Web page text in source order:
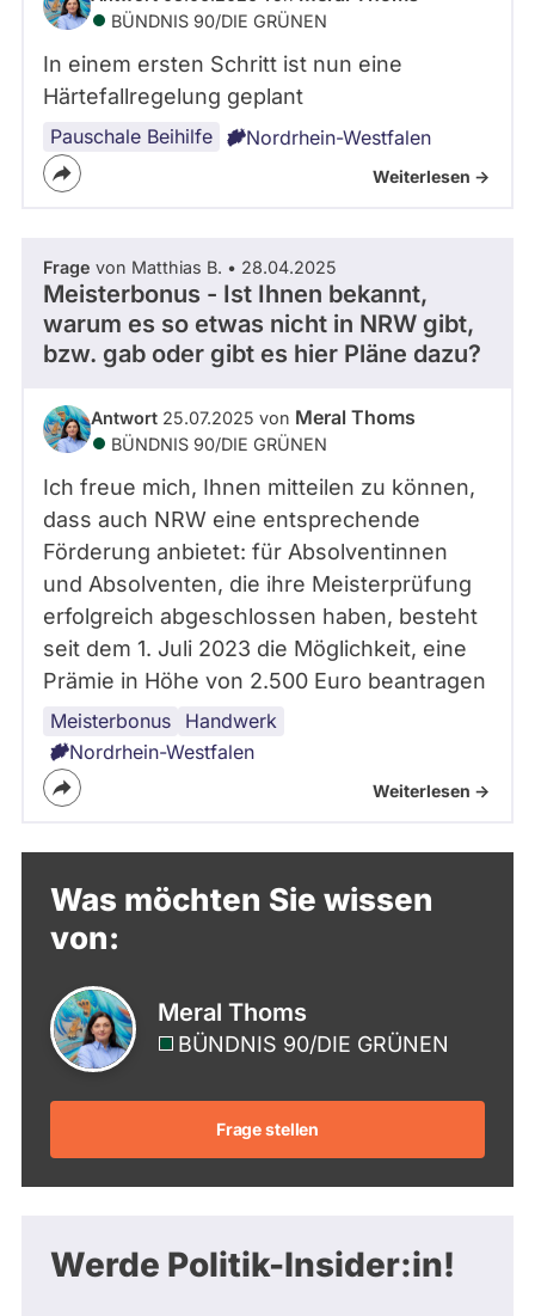
BÜNDNIS 90/­DIE GRÜNEN
In einem ersten Schritt ist nun eine
Härtefallregelung geplant
Pauschale Beihilfe Nordrhein-Westfalen
Weiterlesen ->
Frage von Matthias B. • 28.04.2025
Meisterbonus - Ist Ihnen bekannt,
warum es so etwas nicht in NRW gibt,
bzw. gab oder gibt es hier Pläne dazu?
Antwort 25.07.2025 von Meral Thoms
BÜNDNIS 90/­DIE GRÜNEN
Ich freue mich, Ihnen mitteilen zu können,
dass auch NRW eine entsprechende
Förderung anbietet: für Absolventinnen
und Absolventen, die ihre Meisterprüfung
erfolgreich abgeschlossen haben, besteht
seit dem 1. Juli 2023 die Möglichkeit, eine
Prämie in Höhe von 2.500 Euro beantragen
Meisterbonus
Handwerk
Nordrhein-Westfalen
Weiterlesen ->
Was möchten Sie wissen
von:
Meral Thoms
BÜNDNIS 90/­DIE GRÜNEN
Frage stellen
Werde Politik-Insider:in!